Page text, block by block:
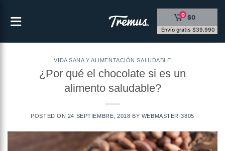
0 $0
Envío gratis $39.990
VIDA SANA Y ALIMENTACIÓN SALUDABLE
¿Por qué el chocolate si es un
alimento saludable?
POSTED ON 24 SEPTIEMBRE, 2018 BY WEBMASTER-3805